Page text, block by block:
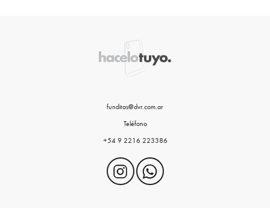
funditas@dvr.com.ar
Teléfono
+54 9 2216 223386